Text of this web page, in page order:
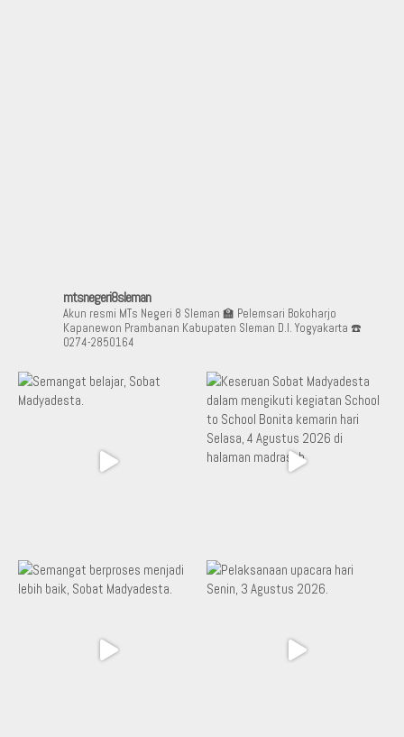
mtsnegeri8sleman
Akun resmi MTs Negeri 8 Sleman 🏫 Pelemsari Bokoharjo
Kapanewon Prambanan Kabupaten Sleman D.I. Yogyakarta ☎️
0274-2850164